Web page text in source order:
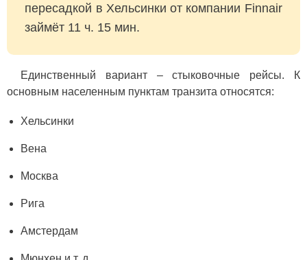
пересадкой в Хельсинки от компании Finnair
займёт 11 ч. 15 мин.
Единственный вариант – стыковочные рейсы. К
основным населенным пунктам транзита относятся:
Хельсинки
Вена
Москва
Рига
Амстердам